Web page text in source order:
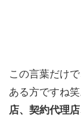
この言葉だけ
ある方ですね
店、契約代理